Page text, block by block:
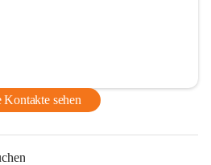
Kontakte sehen